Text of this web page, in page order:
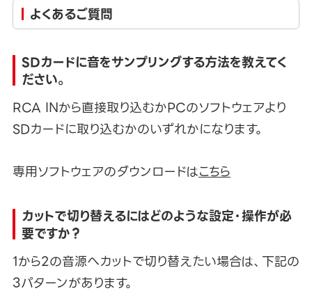
よくあるご質問
SDカードに音をサンプリングする方法を教えてく
ださい。
RCA INから直接取り込むかPCのソフトウェアより
SDカードに取り込むかのいずれかになります。
専用ソフトウェアのダウンロードはこちら
カットで切り替えるにはどのような設定・操作が必
要ですか？
1から2の音源へカットで切り替えたい場合は、下記の
3パターンがあります。